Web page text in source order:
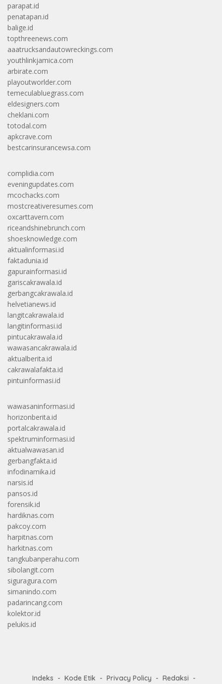
parapat.id
penatapan.id
balige.id
topthreenews.com
aaatrucksandautowreckings.com
youthlinkjamica.com
arbirate.com
playoutworlder.com
temeculabluegrass.com
eldesigners.com
cheklani.com
totodal.com
apkcrave.com
bestcarinsurancewsa.com
complidia.com
eveningupdates.com
mcochacks.com
mostcreativeresumes.com
oxcarttavern.com
riceandshinebrunch.com
shoesknowledge.com
aktualinformasi.id
faktadunia.id
gapurainformasi.id
gariscakrawala.id
gerbangcakrawala.id
helvetianews.id
langitcakrawala.id
langitinformasi.id
pintucakrawala.id
wawasancakrawala.id
aktualberita.id
cakrawalafakta.id
pintuinformasi.id
wawasaninformasi.id
horizonberita.id
portalcakrawala.id
spektruminformasi.id
aktualwawasan.id
gerbangfakta.id
infodinamika.id
narsis.id
pansos.id
forensik.id
hardiknas.com
pakcoy.com
harpitnas.com
harkitnas.com
tangkubanperahu.com
sibolangit.com
siguragura.com
simanindo.com
padarincang.com
kolektor.id
pelukis.id
Indeks Kode Etik Privacy Policy Redaksi